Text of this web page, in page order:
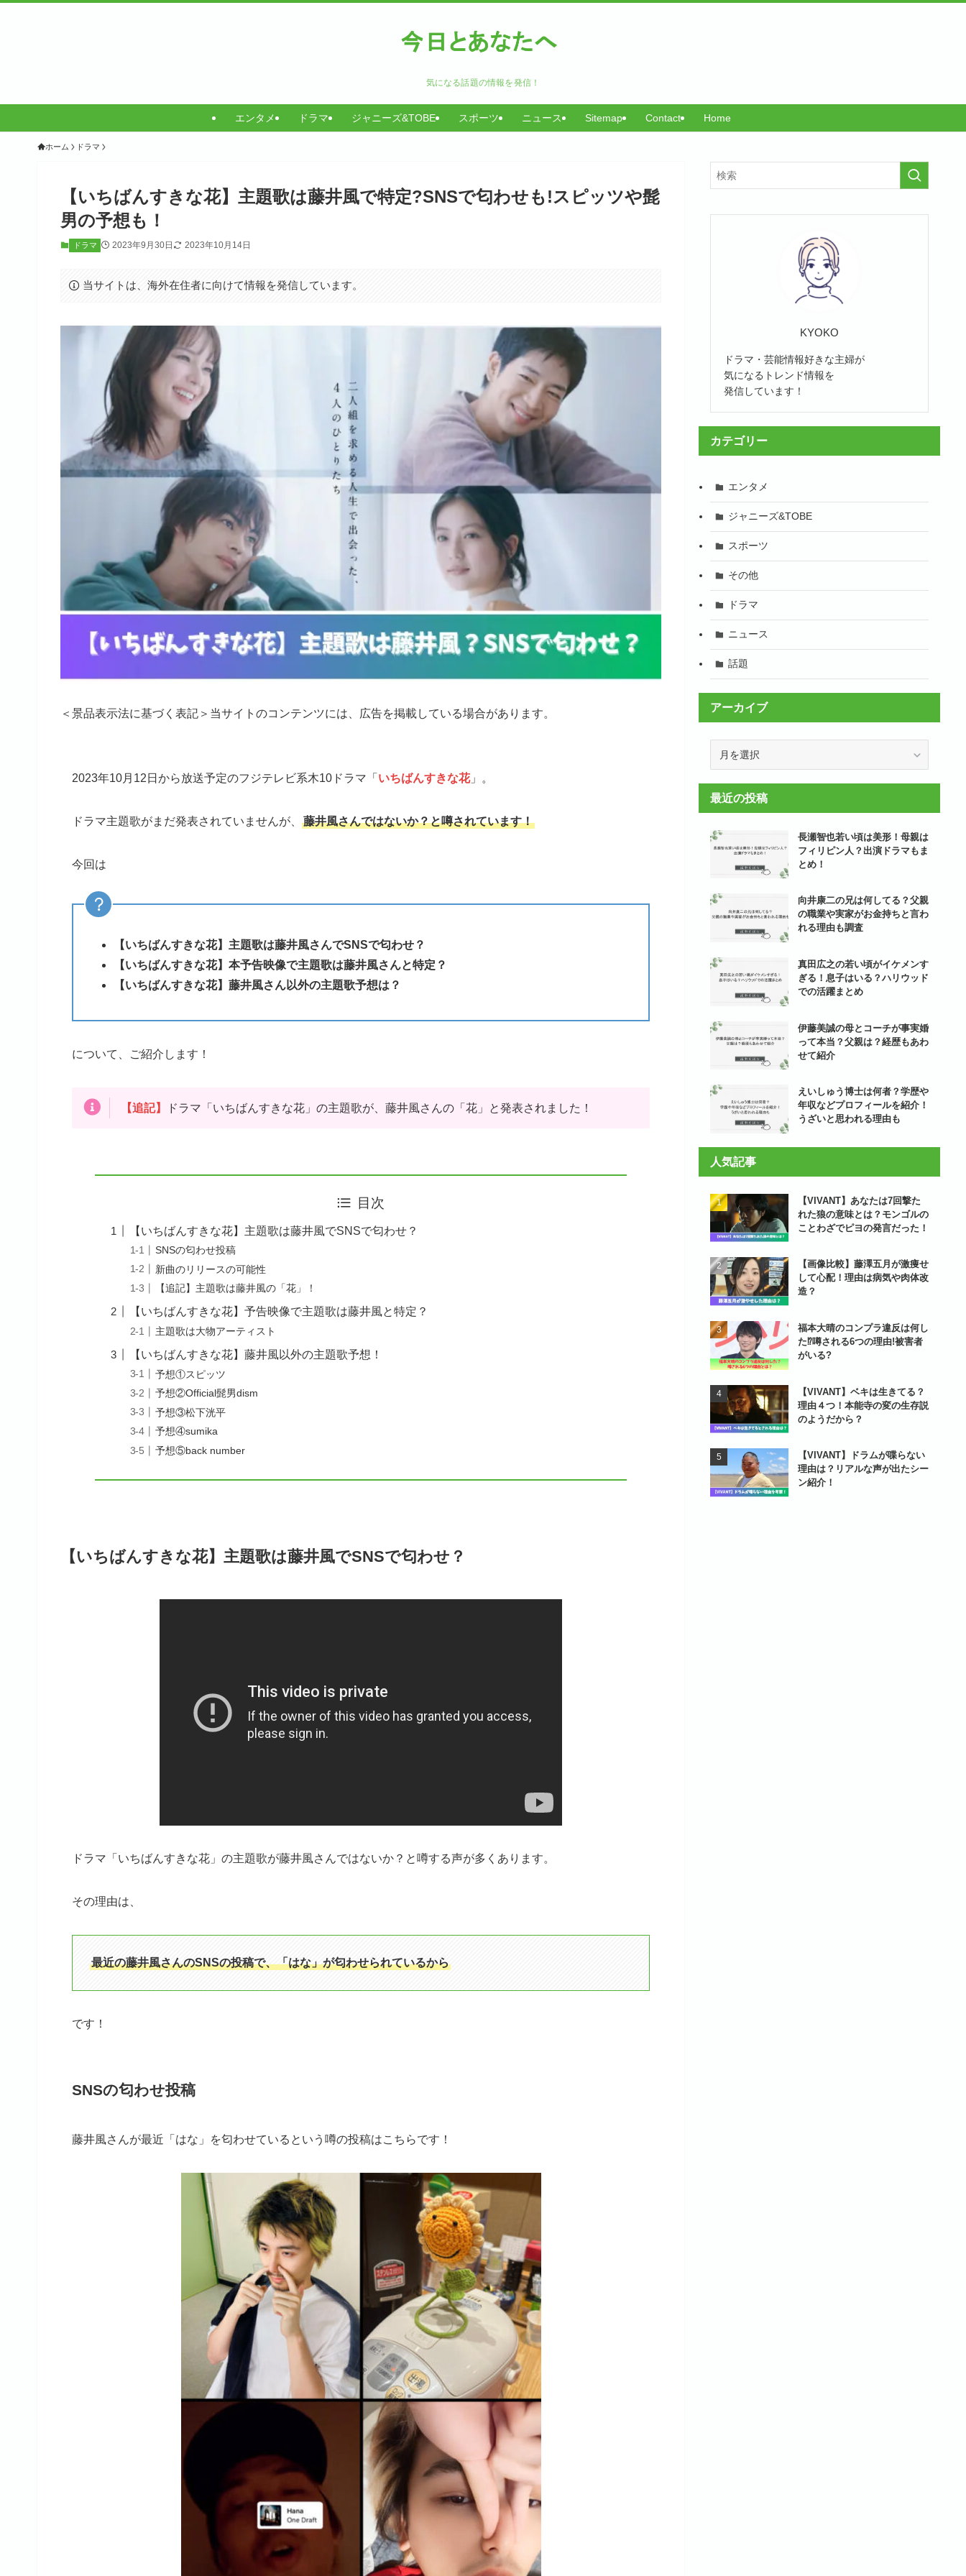
気になる話題の情報を発信！
エンタメ ドラマ ジャニーズ&TOBE スポーツ ニュース Sitemap Contact Home
ホーム ドラマ
【いちばんすきな花】主題歌は藤井風で特定?SNSで匂わせも!スピッツや髭
男の予想も！
ドラマ 2023年9月30日 2023年10月14日
当サイトは、海外在住者に向けて情報を発信しています。
＜景品表示法に基づく表記＞当サイトのコンテンツには、広告を掲載している場合があります。
2023年10月12日から放送予定のフジテレビ系木10ドラマ「 いちばんすきな花」。
ドラマ主題歌がまだ発表されていませんが、 藤井風さんではないか？と噂されています！
今回は
【いちばんすきな花】主題歌は藤井風さんでSNSで匂わせ？
【いちばんすきな花】本予告映像で主題歌は藤井風さんと特定？
【いちばんすきな花】藤井風さん以外の主題歌予想は？
について、ご紹介します！
【追記】 ドラマ「いちばんすきな花」の主題歌が、藤井風さんの「花」と発表されました！
目次
【いちばんすきな花】主題歌は藤井風でSNSで匂わせ？
SNSの匂わせ投稿
新曲のリリースの可能性
【追記】主題歌は藤井風の「花」！
【いちばんすきな花】予告映像で主題歌は藤井風と特定？
主題歌は大物アーティスト
【いちばんすきな花】藤井風以外の主題歌予想！
予想①スピッツ
予想②Official髭男dism
予想③松下洸平
予想④sumika
予想⑤back number
【いちばんすきな花】主題歌は藤井風でSNSで匂わせ？
ドラマ「いちばんすきな花」の主題歌が藤井風さんではないか？と噂する声が多くあります。
その理由は、
最近の藤井風さんのSNSの投稿で、「はな」が匂わせられているから
です！
SNSの匂わせ投稿
藤井風さんが最近「はな」を匂わせているという噂の投稿はこちらです！
KYOKO
ドラマ・芸能情報好きな主婦が
気になるトレンド情報を
発信しています！
カテゴリー
エンタメ
ジャニーズ&TOBE
スポーツ
その他
ドラマ
ニュース
話題
アーカイブ
イ
最近の投稿
長瀬智也若い頃は美形！母親は
フィリピン人？出演ドラマもま
とめ！
向井康二の兄は何してる？父親
の職業や実家がお金持ちと言わ
れる理由も調査
真田広之の若い頃がイケメンす
ぎる！息子はいる？ハリウッド
での活躍まとめ
伊藤美誠の母とコーチが事実婚
って本当？父親は？経歴もあわ
せて紹介
えいしゅう博士は何者？学歴や
年収などプロフィールを紹介！
うざいと思われる理由も
人気記事
【VIVANT】あなたは7回撃た
れた狼の意味とは？モンゴルの
ことわざでピヨの発言だった！
【画像比較】藤澤五月が激痩せ
して心配！理由は病気や肉体改
造？
福本大晴のコンプラ違反は何し
た⁉噂される6つの理由!被害者
がいる?
【VIVANT】ベキは生きてる？
理由４つ！本能寺の変の生存説
のようだから？
【VIVANT】ドラムが喋らない
理由は？リアルな声が出たシー
ン紹介！